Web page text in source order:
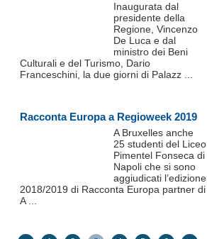
Inaugurata dal
presidente della
Regione, Vincenzo
De Luca e dal
ministro dei Beni
Culturali e del Turismo, Dario
Franceschini, la due giorni di Palazz ...
Racconta Europa a Regioweek 2019
A Bruxelles anche
25 studenti del Liceo
Pimentel Fonseca di
Napoli che si sono
aggiudicati l’edizione
2018/2019 di Racconta Europa partner di
A ...